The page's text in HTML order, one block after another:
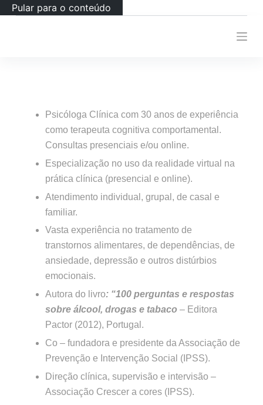
Pular para o conteúdo
Psicóloga Clínica com 30 anos de experiência
como terapeuta cognitiva comportamental.
Consultas presenciais e/ou online.
Especialização no uso da realidade virtual na
prática clínica (presencial e online).
Atendimento individual, grupal, de casal e
familiar.
Vasta experiência no tratamento de
transtornos alimentares, de dependências, de
ansiedade, depressão e outros distúrbios
emocionais.
Autora do livro: “100 perguntas e respostas
sobre álcool, drogas e tabaco– Editora
Pactor (2012), Portugal.
Co – fundadora e presidente da Associação de
Prevenção e Intervenção Social (IPSS).
Direção clínica, supervisão e intervisão –
Associação Crescer a cores (IPSS).